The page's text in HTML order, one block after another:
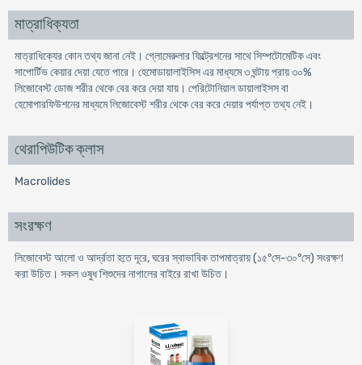
মাত্রাধিক্যতা
মাত্রাধিক্যের কোন তথ্য জানা নেই। গ্লোমেরুলার ফিল্ট্রেশনের সাথে সিম্পটোমেটিক এবং
সাপোর্টিভ কেয়ার দেয়া যেতে পারে। হেমোডায়ালাইসিস এর মাধ্যমে ৩ ঘন্টায় প্রায় ৩০%
লিজোবেস্ট ডোজ শরীর থেকে বের করে দেয়া যায়। পেরিটোনিয়াল ডায়ালাইসস বা
হেমোপারফিউশনের মাধ্যমে লিজোবেস্ট শরীর থেকে বের করে দেয়ার পর্যাপ্ত তথ্য নেই।
থেরাপিউটিক ক্লাস
Macrolides
সংরক্ষণ
লিজোবেস্ট আলো ও আর্দ্রতা হতে দূরে, ঘরের স্বাভাবিক তাপমাত্রায় (১৫°সে-৩০°সে) সংরক্ষণ
করা উচিত। সকল ওষুধ শিশুদের নাগালের বাইরে রাখা উচিত।